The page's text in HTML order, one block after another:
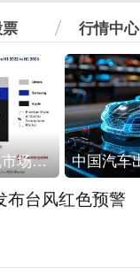
行情中心
苹果拿下高端手机市场65%的份额：iPhone 17系列功不可没
布台风红色预警